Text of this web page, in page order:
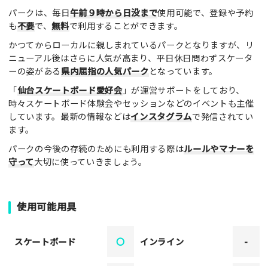
パークは、毎日午前９時から日没まで使用可能で、登録や予約
も不要で、無料で利用することができます。
かつてからローカルに親しまれているパークとなりますが、リ
ニューアル後はさらに人気が高まり、平日休日問わずスケータ
ーの姿がある県内屈指の人気パークとなっています。
「仙台スケートボード愛好会」が運営サポートをしており、
時々スケートボード体験会やセッションなどのイベントも主催
しています。最新の情報などはインスタグラムで発信されてい
ます。
パークの今後の存続のためにも利用する際はルールやマナーを
守って大切に使っていきましょう。
使用可能用具
スケートボード 〇 インライン -